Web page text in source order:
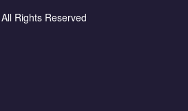
Rights Reserved